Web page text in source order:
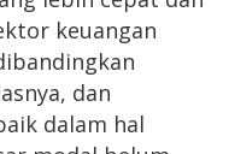
keuangan
dan
dalam hal